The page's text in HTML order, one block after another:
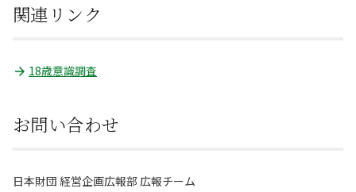
関連リンク
18歳意識調査
お問い合わせ
日本財団 経営企画広報部 広報チーム